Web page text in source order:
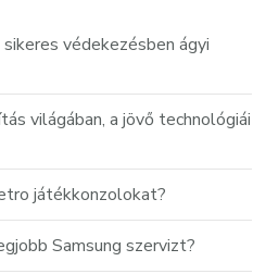
védekezésben ágyi
világában, a jövő technológiái
játékkonzolokat?
Samsung szervizt?